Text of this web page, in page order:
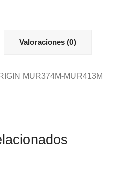
Valoraciones (0)
MUR374M-MUR413M